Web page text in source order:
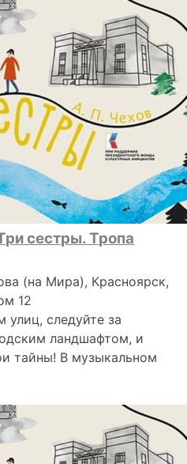
сестры. Тропа
(на Мира), Красноярск,
12
следуйте за
ландшафтом, и
тайны! В музыкальном